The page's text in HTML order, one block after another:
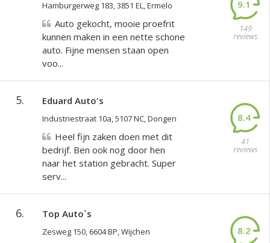
Hamburgerweg 183, 3851 EL, Ermelo 9.1
149
reviews
Auto gekocht, mooie proefrit
kunnen maken in een nette schone
auto. Fijne mensen staan open
voo...
5. Eduard Auto's
Industriestraat 10a, 5107 NC, Dongen 8.4
41
reviews
Heel fijn zaken doen met dit
bedrijf. Ben ook nog door hen
naar het station gebracht. Super
serv...
6. Top Auto`s
Zesweg 150, 6604 BP, Wijchen 8.2